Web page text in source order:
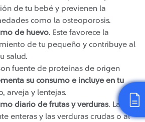
de tu bebé y previenen la
como la osteoporosis.
de huevo. Este favorece la
de tu pequeño y contribuye al
salud.
fuente de proteínas de origen
su consumo e incluye en tu
arveja y lentejas.
diario de frutas y verduras. Las
enteras y las verduras crudas o al